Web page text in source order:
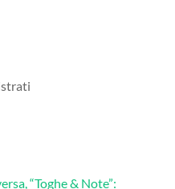
“Toghe & Note”: